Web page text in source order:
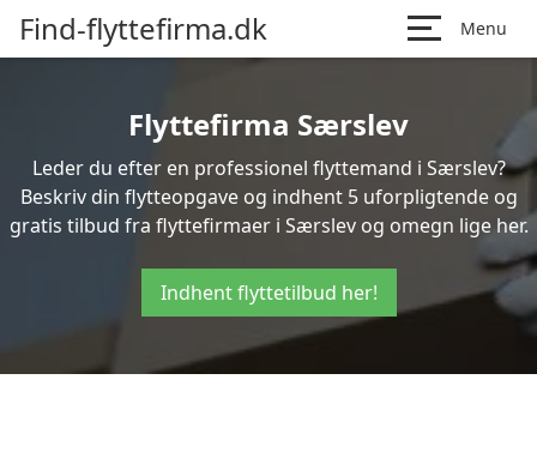
Find-flyttefirma.dk Menu
Flyttefirma Særslev
Leder du efter en professionel flyttemand i Særslev?
Beskriv din flytteopgave og indhent 5 uforpligtende og
gratis tilbud fra flyttefirmaer i Særslev og omegn lige her.
Indhent flyttetilbud her!